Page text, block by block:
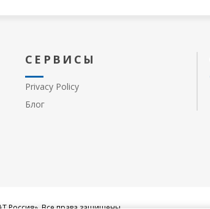
СЕРВИСЫ
Privacy Policy
Блог